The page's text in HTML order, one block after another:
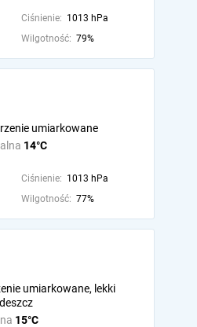
Ciśnienie: 1013 hPa
Wilgotność: 79%
14°C
umiarkowane
Ciśnienie: 1013 hPa
Wilgotność: 77%
15°C
umiarkowane, lekki